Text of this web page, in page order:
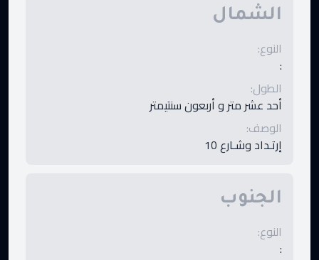
الشمال
النوع:
:
الطول:
أحد عشر متر و أربعون سنتيمتر
الوصف:
إرتـداد وشـارع 10
الجنوب
النوع:
: